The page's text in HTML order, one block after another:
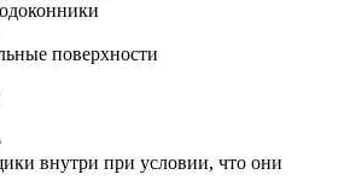
поверхности
внутри при условии, что они